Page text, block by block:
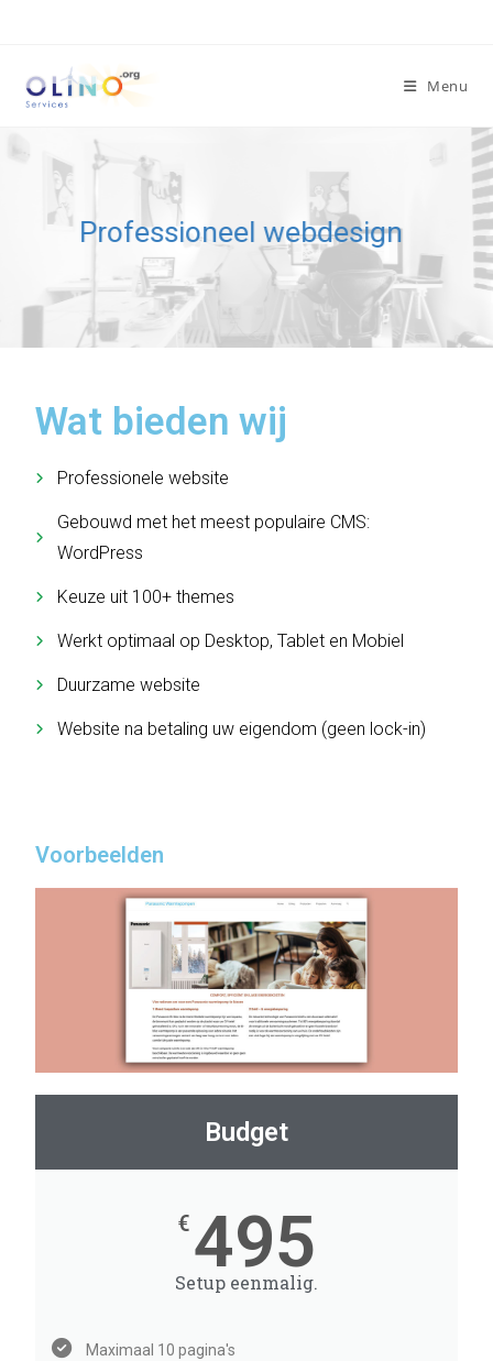
Menu
Professioneel webdesign
Wat bieden wij
Professionele website
Gebouwd met het meest populaire CMS:
WordPress
Keuze uit 100+ themes
Werkt optimaal op Desktop, Tablet en Mobiel
Duurzame website
Website na betaling uw eigendom (geen lock-in)
Voorbeelden
Budget
€ 495
Setup eenmalig.
Maximaal 10 pagina's